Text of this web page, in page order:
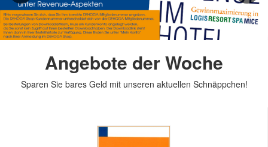
Previous Next
Angebote der Woche
Sparen Sie bares Geld mit unseren aktuellen Schnäppchen!